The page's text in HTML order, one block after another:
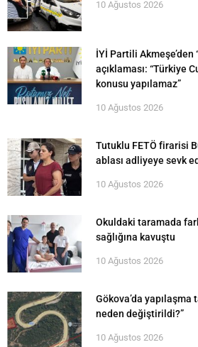
10 Ağustos 2026
İYİ Partili Akmeşe’den
açıklaması: “Türkiye
konusu yapılamaz”
10 Ağustos 2026
Tutuklu FETÖ firarisi
ablası adliyeye sevk
10 Ağustos 2026
Okuldaki taramada
sağlığına kavuştu
10 Ağustos 2026
Gökova’da yapılaşma
neden değiştirildi?”
10 Ağustos 2026